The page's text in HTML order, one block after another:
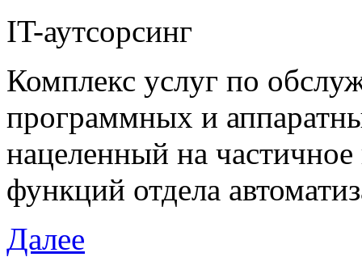
IT-аутсорсинг
Комплекс услуг по
программных и
нацеленный на
функций отдела
Далее